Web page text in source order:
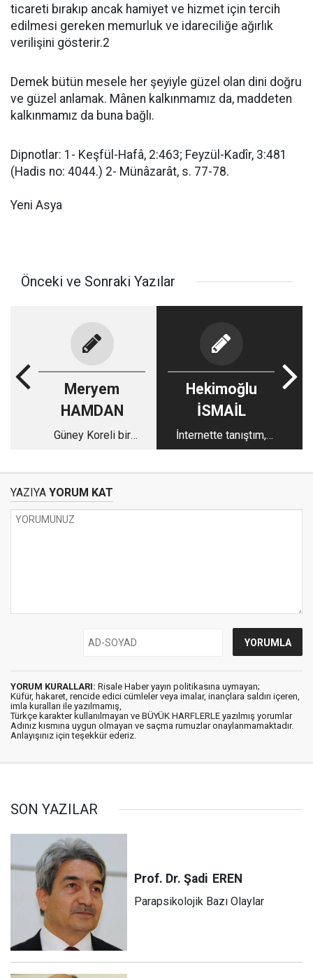
ticareti bırakıp ancak hamiyet ve hizmet için tercih
edilmesi gereken memurluk ve idareciliğe ağırlık
verilişini gösterir.2
Demek bütün mesele her şeyiyle güzel olan dini doğru
ve güzel anlamak. Mânen kalkınmamız da, maddeten
kalkınmamız da buna bağlı.
Dipnotlar: 1- Keşfül-Hafâ, 2:463; Feyzül-Kadîr, 3:481
(Hadis no: 4044.) 2- Münâzarât, s. 77-78.
Yeni Asya
Önceki ve Sonraki Yazılar
Meryem
HAMDAN
Güney Koreli bir
Hekimoğlu
İSMAİL
İnternette tanıştım,
elektrik alamadım(!)
YAZIYA YORUM KAT
YORUM KURALLARI: Risale Haber yayın politikasına uymayan;
Küfür, hakaret, rencide edici cümleler veya imalar, inançlara saldırı içeren,
imla kuralları ile yazılmamış,
Türkçe karakter kullanılmayan ve BÜYÜK HARFLERLE yazılmış yorumlar
Adınız kısmına uygun olmayan ve saçma rumuzlar onaylanmamaktadır.
Anlayışınız için teşekkür ederiz.
SON YAZILAR
Prof. Dr. Şadi EREN
Parapsikolojik Bazı Olaylar